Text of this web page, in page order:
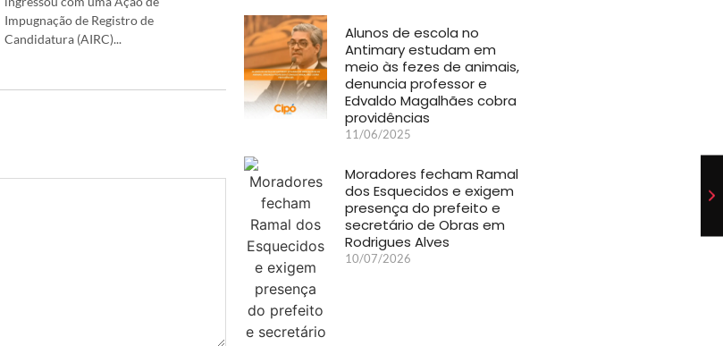
Impugnação de Registro de
Candidatura (AIRC)...
Alunos de escola no
Antimary estudam em
meio às fezes de animais,
denuncia professor e
Edvaldo Magalhães cobra
providências
11/06/2025
Moradores fecham Ramal
dos Esquecidos e exigem
presença do prefeito e
secretário de Obras em
Rodrigues Alves
10/07/2026